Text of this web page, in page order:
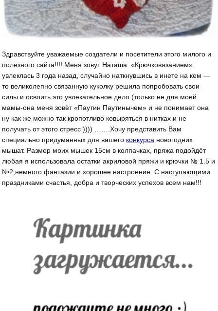
Здравствуйте уважаемые создатели и посетители этого милого и
полезного сайта!!!! Меня зовут Наташа. «Крючковязанием»
увлеклась 3 года назад, случайно наткнувшись в инете на кем —
то великолепно связанную куколку решила попробовать свои
силы и освоить это увлекательное дело (только не для моей
мамы-она меня зовёт «Паутин Паутинычем» и не понимает она
ну как же можно так кропотливо ковыряться в нитках и не
получать от этого стресс )))) …….Хочу представить Вам
специально придуманных для вашего конкурса новогодних
мышат. Размер моих мышек 15см в колпачках, пряжа подойдёт
любая я использовала остатки акриловой пряжи и крючки № 1.5 и
№2,немного фантазии и хорошее настроение. С наступающими
праздниками счастья, добра и творческих успехов всем нам!!!